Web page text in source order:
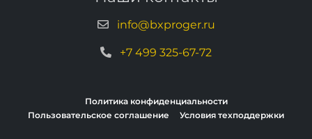
info@bxproger.ru
+7 499 325-67-72
Политика конфиденциальности
Пользовательское соглашение
Условия техподдержки